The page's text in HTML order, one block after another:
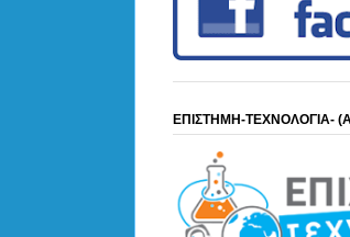
ΕΠΙΣΤΗΜΗ-ΤΕΧΝΟΛΟΓΙΑ-